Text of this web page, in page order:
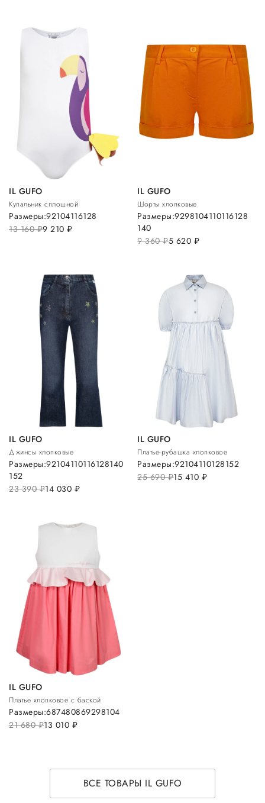
IL GUFO
Купальник сплошной
13 160руб.9 210 руб.
Размеры:92104116128
IL GUFO
Шорты хлопковые
9 360руб.5 620 руб.
Размеры:9298104110116128
140
IL GUFO
Джинсы хлопковые
23 390руб.14 030 руб.
Размеры:92104110116128140
152
IL GUFO
Платье-рубашка хлопковое
25 690руб.15 410 руб.
Размеры:92104110128152
IL GUFO
Платье хлопковое с баской
21 680руб.13 010 руб.
Размеры:687480869298104
ВСЕ ТОВАРЫ IL GUFO